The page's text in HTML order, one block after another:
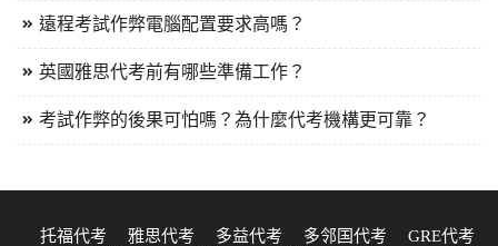
遠程考試作弊電腦配置要求高嗎？
英國雅思代考前有哪些準備工作？
考試作弊的後果可怕嗎？為什麼代考機構更可靠？
托福代考 雅思代考 多益代考 多邻国代考
GRE代考